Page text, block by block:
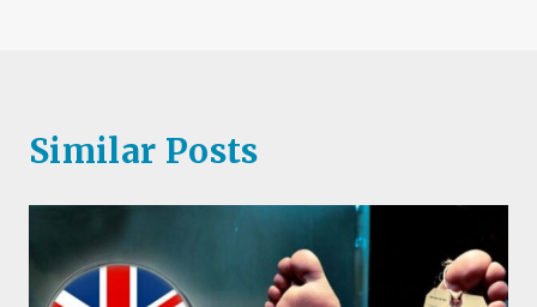
Similar Posts